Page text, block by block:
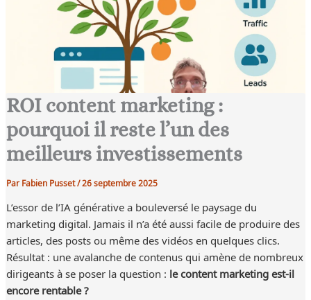
ROI content marketing :
pourquoi il reste l’un des
meilleurs investissements
ParFabien Pusset/26 septembre 2025
L’essor de l’IA générative a bouleversé le paysage du
marketing digital. Jamais il n’a été aussi facile de produire des
articles, des posts ou même des vidéos en quelques clics.
Résultat : une avalanche de contenus qui amène de nombreux
dirigeants à se poser la question : le content marketing est-il
encore rentable ?